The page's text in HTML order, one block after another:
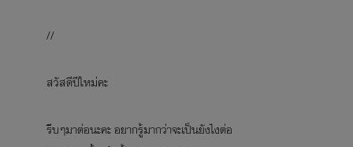
//
สวัสดีปีใหม่คะ
รีบๆมาต่อนะคะ อยากรู้มากว่าจะเป็นยังไงต่อ